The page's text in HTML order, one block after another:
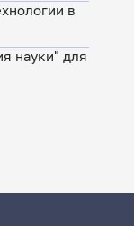
в
науки" для